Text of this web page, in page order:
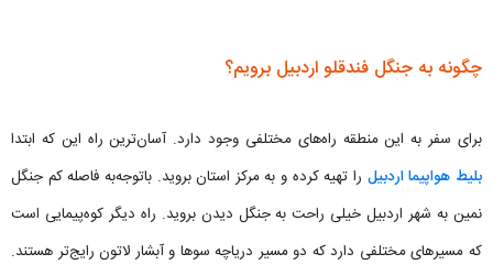
چگونه به جنگل فندقلو اردبیل برویم؟
برای سفر به این منطقه راه‌های مختلفی وجود دارد. آسان‌ترین راه این که ابتدا
بلیط هواپیما اردبیل را تهیه کرده و به مرکز استان بروید. باتوجه‌به فاصله کم جنگل
نمین به شهر اردبیل خیلی راحت به جنگل دیدن بروید. راه دیگر کوه‌پیمایی است
که مسیرهای مختلفی دارد که دو مسیر دریاچه سوها و آبشار لاتون رایج‌تر هستند.